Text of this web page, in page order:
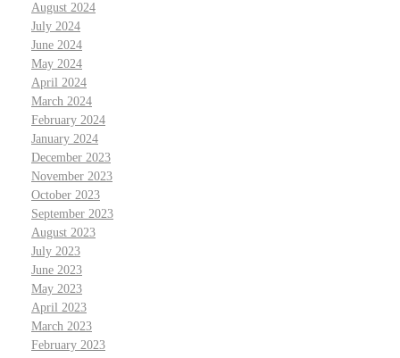
August 2024
July 2024
June 2024
May 2024
April 2024
March 2024
February 2024
January 2024
December 2023
November 2023
October 2023
September 2023
August 2023
July 2023
June 2023
May 2023
April 2023
March 2023
February 2023